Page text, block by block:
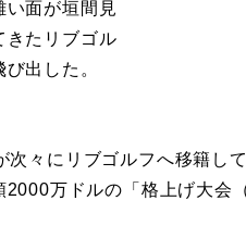
い面が垣間見
きたリブゴル
出した。
々にリブゴルフへ移籍し
万ドルの「格上げ大会